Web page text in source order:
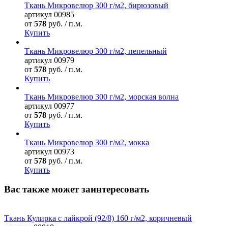
Ткань Микровелюр 300 г/м2, бирюзовый
артикул 00985
от 578 руб. / п.м.
Купить
Ткань Микровелюр 300 г/м2, пепельный
артикул 00979
от 578 руб. / п.м.
Купить
Ткань Микровелюр 300 г/м2, морская волна
артикул 00977
от 578 руб. / п.м.
Купить
Ткань Микровелюр 300 г/м2, мокка
артикул 00973
от 578 руб. / п.м.
Купить
Вас также может заинтересовать
Ткань Кулирка с лайкрой (92/8) 160 г/м2, коричневый